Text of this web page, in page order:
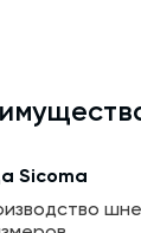
вала
в сборе с
Sicoma